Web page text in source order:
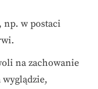
np. w postaci
na zachowanie